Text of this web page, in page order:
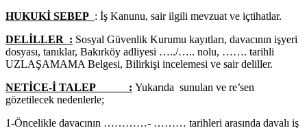
HUKUKİ SEBEP : İş Kanunu, sair ilgili mevzuat ve içtihatlar.
DELİLLER : Sosyal Güvenlik Kurumu kayıtları, davacının işyeri
dosyası, tanıklar, Bakırköy adliyesi …../….. nolu, ……. tarihli
UZLAŞAMAMA Belgesi, Bilirkişi incelemesi ve sair deliller.
NETİCE-İ TALEP : Yukarıda sunulan ve re’sen
gözetilecek nedenlerle;
1-Öncelikle davacının …………- ……… tarihleri arasında davalı iş